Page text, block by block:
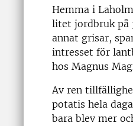
Hemma i
litet jordbruk på
annat grisar,
intresset för
hos Magnus
Av ren
potatis hela
bara blev mer